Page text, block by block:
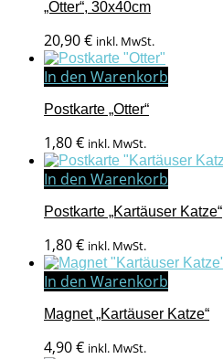
„Otter“, 30x40cm
20,90€ inkl. MwSt.
In den Warenkorb
Postkarte „Otter“
1,80€ inkl. MwSt.
In den Warenkorb
Postkarte „Kartäuser Katze“
1,80€ inkl. MwSt.
In den Warenkorb
Magnet „Kartäuser Katze“
4,90€ inkl. MwSt.